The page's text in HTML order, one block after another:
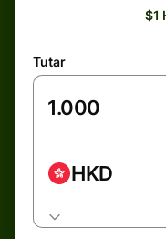
$1
Tutar
HKD